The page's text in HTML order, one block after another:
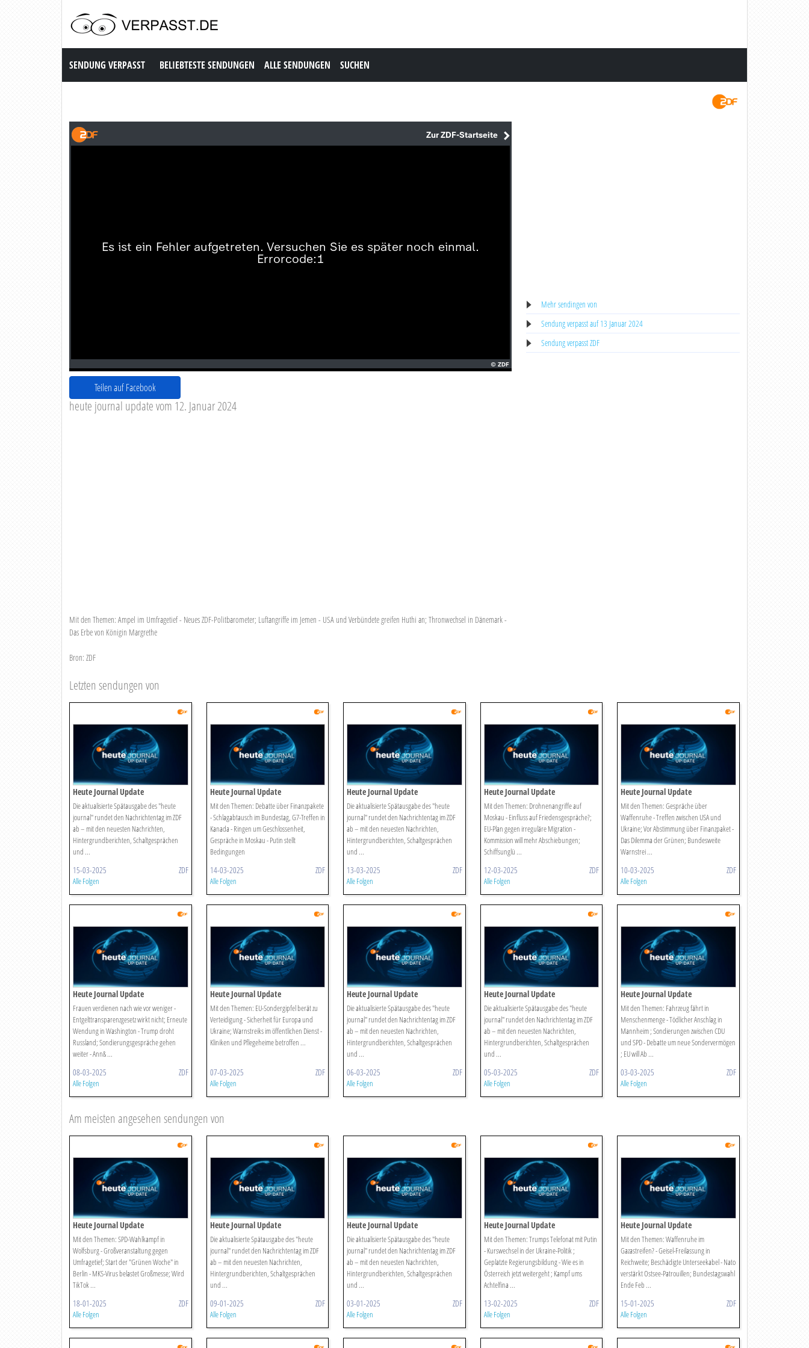
Sendung Verpasst
SENDUNG VERPASST BELIEBTESTE SENDUNGEN ALLE SENDUNGEN SUCHEN
Teilen auf Facebook
heute journal update vom 12. Januar 2024
Mit den Themen: Ampel im Umfragetief - Neues ZDF-Politbarometer; Luftangriffe im Jemen - USA und Verbündete greifen Huthi an; Thronwechsel in Dänemark -
Das Erbe von Königin Margrethe
Bron: ZDF
Mehr sendingen von
Sendung verpasst auf 13 Januar 2024
Sendung verpasst ZDF
Letzten sendungen von
Heute Journal Update
Die aktualisierte Spätausgabe des "heute
journal" rundet den Nachrichtentag im ZDF
ab – mit den neuesten Nachrichten,
Hintergrundberichten, Schaltgesprächen
und ...
15-03-2025 ZDF
Alle Folgen
Heute Journal Update
Mit den Themen: Debatte über Finanzpakete
- Schlagabtausch im Bundestag, G7-Treffen in
Kanada - Ringen um Geschlossenheit,
Gespräche in Moskau - Putin stellt
Bedingungen
14-03-2025 ZDF
Alle Folgen
Heute Journal Update
Die aktualisierte Spätausgabe des "heute
journal" rundet den Nachrichtentag im ZDF
ab – mit den neuesten Nachrichten,
Hintergrundberichten, Schaltgesprächen
und ...
13-03-2025 ZDF
Alle Folgen
Heute Journal Update
Mit den Themen: Drohnenangriffe auf
Moskau - Einfluss auf Friedensgespräche?;
EU-Plan gegen irreguläre Migration -
Kommission will mehr Abschiebungen;
Schiffsunglü ...
12-03-2025 ZDF
Alle Folgen
Heute Journal Update
Mit den Themen: Gespräche über
Waffenruhe - Treffen zwischen USA und
Ukraine; Vor Abstimmung über Finanzpaket -
Das Dilemma der Grünen; Bundesweite
Warnstrei ...
10-03-2025 ZDF
Alle Folgen
Heute Journal Update
Frauen verdienen nach wie vor weniger -
Entgelttransparenzgesetz wirkt nicht; Erneute
Wendung in Washington - Trump droht
Russland; Sondierungsgespräche gehen
weiter - Ann& ...
08-03-2025 ZDF
Alle Folgen
Heute Journal Update
Mit den Themen: EU-Sondergipfel berät zu
Verteidigung - Sicherheit für Europa und
Ukraine; Warnstreiks im öffentlichen Dienst -
Kliniken und Pflegeheime betroffen ...
07-03-2025 ZDF
Alle Folgen
Heute Journal Update
Die aktualisierte Spätausgabe des "heute
journal" rundet den Nachrichtentag im ZDF
ab – mit den neuesten Nachrichten,
Hintergrundberichten, Schaltgesprächen
und ...
06-03-2025 ZDF
Alle Folgen
Heute Journal Update
Die aktualisierte Spätausgabe des "heute
journal" rundet den Nachrichtentag im ZDF
ab – mit den neuesten Nachrichten,
Hintergrundberichten, Schaltgesprächen
und ...
05-03-2025 ZDF
Alle Folgen
Heute Journal Update
Mit den Themen: Fahrzeug fährt in
Menschenmenge - Tödlicher Anschlag in
Mannheim ; Sondierungen zwischen CDU
und SPD - Debatte um neue Sondervermögen
; EU will Ab ...
03-03-2025 ZDF
Alle Folgen
Am meisten angesehen sendungen von
Heute Journal Update
Mit den Themen: SPD-Wahlkampf in
Wolfsburg - Großveranstaltung gegen
Umfragetief; Start der "Grünen Woche" in
Berlin - MKS-Virus belastet Großmesse; Wird
TikTok ...
18-01-2025 ZDF
Alle Folgen
Heute Journal Update
Die aktualisierte Spätausgabe des "heute
journal" rundet den Nachrichtentag im ZDF
ab – mit den neuesten Nachrichten,
Hintergrundberichten, Schaltgesprächen
und ...
09-01-2025 ZDF
Alle Folgen
Heute Journal Update
Die aktualisierte Spätausgabe des "heute
journal" rundet den Nachrichtentag im ZDF
ab – mit den neuesten Nachrichten,
Hintergrundberichten, Schaltgesprächen
und ...
03-01-2025 ZDF
Alle Folgen
Heute Journal Update
Mit den Themen: Trumps Telefonat mit Putin
- Kurswechsel in der Ukraine-Politik ;
Geplatzte Regierungsbildung - Wie es in
Österreich jetzt weitergeht ; Kampf ums
Achtelfina ...
13-02-2025 ZDF
Alle Folgen
Heute Journal Update
Mit den Themen: Waffenruhe im
Gazastreifen? - Geisel-Freilassung in
Reichweite; Beschädigte Unterseekabel - Nato
verstärkt Ostsee-Patrouillen; Bundestagswahl
Ende Feb ...
15-01-2025 ZDF
Alle Folgen